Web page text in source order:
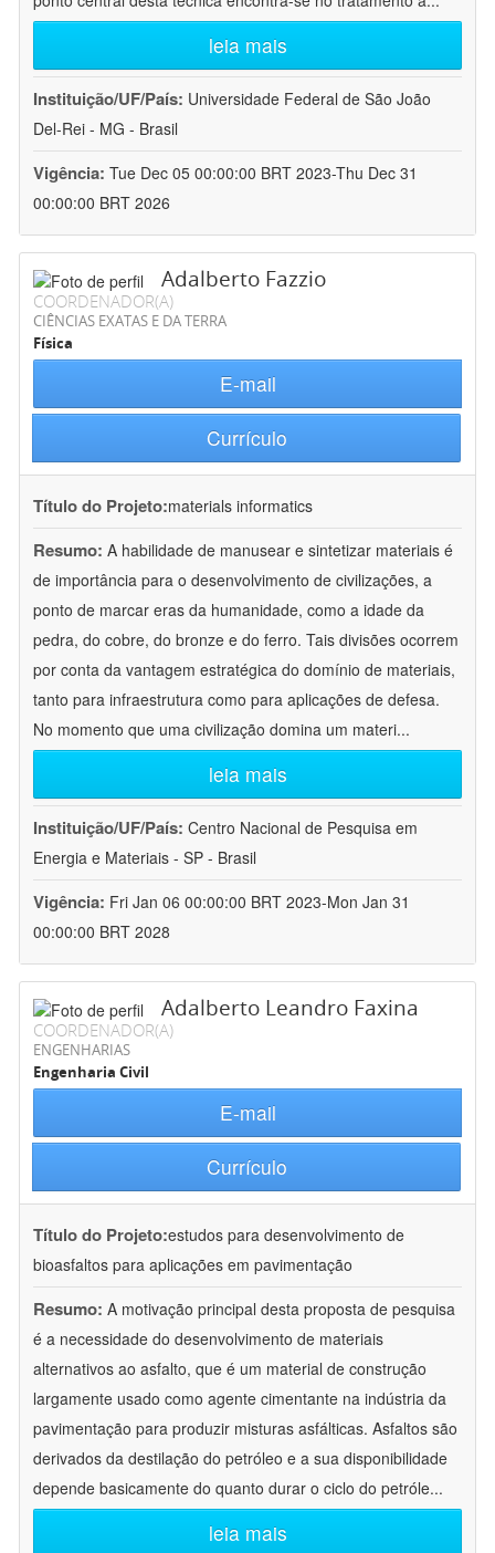
leia mais
Instituição/UF/País: Universidade Federal de São João
Del-Rei - MG - Brasil
Vigência: Tue Dec 05 00:00:00 BRT 2023-Thu Dec 31
00:00:00 BRT 2026
Adalberto Fazzio
COORDENADOR(A)
CIÊNCIAS EXATAS E DA TERRA
Física
E-mail
Currículo
Título do Projeto:materials informatics
Resumo: A habilidade de manusear e sintetizar materiais é
de importância para o desenvolvimento de civilizações, a
ponto de marcar eras da humanidade, como a idade da
pedra, do cobre, do bronze e do ferro. Tais divisões ocorrem
por conta da vantagem estratégica do domínio de materiais,
tanto para infraestrutura como para aplicações de defesa.
No momento que uma civilização domina um materi...
leia mais
Instituição/UF/País: Centro Nacional de Pesquisa em
Energia e Materiais - SP - Brasil
Vigência: Fri Jan 06 00:00:00 BRT 2023-Mon Jan 31
00:00:00 BRT 2028
Adalberto Leandro Faxina
COORDENADOR(A)
ENGENHARIAS
Engenharia Civil
E-mail
Currículo
Título do Projeto:estudos para desenvolvimento de
bioasfaltos para aplicações em pavimentação
Resumo: A motivação principal desta proposta de pesquisa
é a necessidade do desenvolvimento de materiais
alternativos ao asfalto, que é um material de construção
largamente usado como agente cimentante na indústria da
pavimentação para produzir misturas asfálticas. Asfaltos são
derivados da destilação do petróleo e a sua disponibilidade
depende basicamente do quanto durar o ciclo do petróle...
leia mais